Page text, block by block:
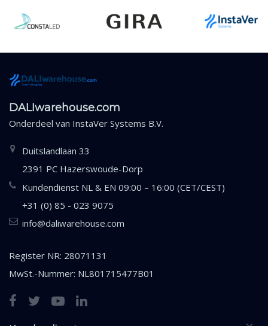
DALIwarehouse.com
Onderdeel van InstaVer Systems B.V.
Duitslandlaan 33
2391 PC Hazerswoude-Dorp
Kundendienst NL & EN 09:00 – 16:00 (CET/CEST)
+31 (0) 85 - 023 9075
info@daliwarehouse.com
Register NR: 28071131
MwSt.-Nummer: NL801715477B01